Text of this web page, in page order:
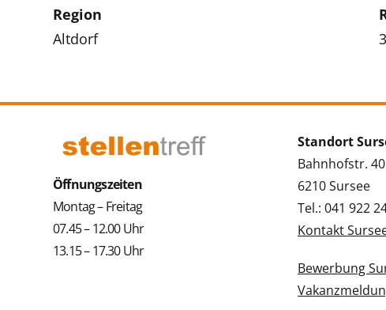
Region
Altdorf
Öffnungszeiten
Montag – Freitag
07.45 – 12.00 Uhr
13.15 – 17.30 Uhr
Standort
Bahnhofstr. 40
6210 Sursee
Tel.: 041 922
Kontakt
Bewerbung